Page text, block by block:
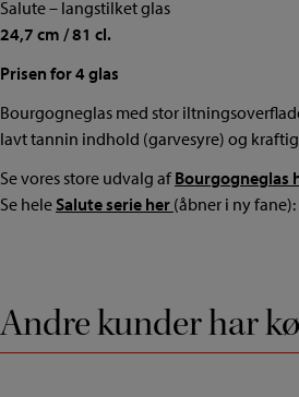
Salute – langstilket glas
24,7 cm / 81 cl.
Prisen for 4 glas
Bourgogneglas med stor
lavt tannin indhold (garvesyre) og
Se vores store udvalg af Bourgogneglas
Se heleSalute serie her (åbner i ny fane):
Andre kunder har